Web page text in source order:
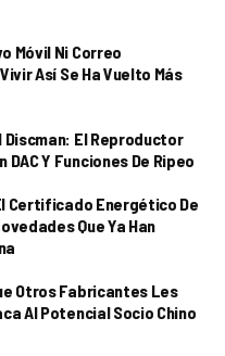
Móvil Ni Correo
Así Se Ha Vuelto Más
Discman: El Reproductor
DAC Y Funciones De Ripeo
Certificado Energético De
Que Ya Han
Otros Fabricantes Les
Al Potencial Socio Chino